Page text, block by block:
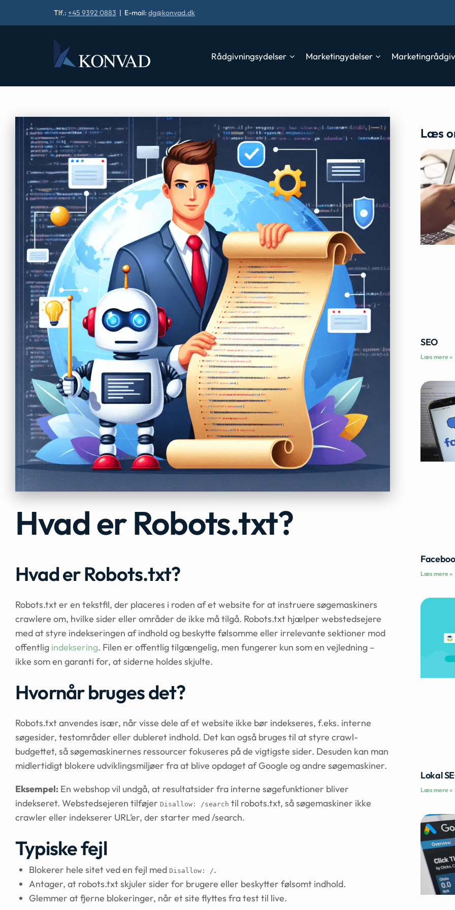
Tlf.: +45 9392 0883 | E-mail: dg@konvad.dk
Rådgivningsydelser Marketingydelser
Hvad er Robots.txt?
Hvad er Robots.txt?
Robots.txt er en tekstfil, der placeres i roden af et website for at instruere søgemaskiners
crawlere om, hvilke sider eller områder de ikke må tilgå. Robots.txt hjælper webstedsejere
med at styre indekseringen af indhold og beskytte følsomme eller irrelevante sektioner mod
offentlig indeksering. Filen er offentlig tilgængelig, men fungerer kun som en vejledning –
ikke som en garanti for, at siderne holdes skjulte.
Hvornår bruges det?
Robots.txt anvendes især, når visse dele af et website ikke bør indekseres, f.eks. interne
søgesider, testområder eller dubleret indhold. Det kan også bruges til at styre crawl-
budgettet, så søgemaskinernes ressourcer fokuseres på de vigtigste sider. Desuden kan man
midlertidigt blokere udviklingsmiljøer fra at blive opdaget af Google og andre søgemaskiner.
Eksempel: En webshop vil undgå, at resultatsider fra interne søgefunktioner bliver
indekseret. Webstedsejeren tilføjer Disallow: /search til robots.txt, så søgemaskiner ikke
crawler eller indekserer URL’er, der starter med /search.
Typiske fejl
Blokerer hele sitet ved en fejl med Disallow: /.
Antager, at robots.txt skjuler sider for brugere eller beskytter følsomt indhold.
Glemmer at fjerne blokeringer, når et site flyttes fra test til live.
Læs
SEO
Læs mere »
Læs mere »
Lokal
Læs mere »